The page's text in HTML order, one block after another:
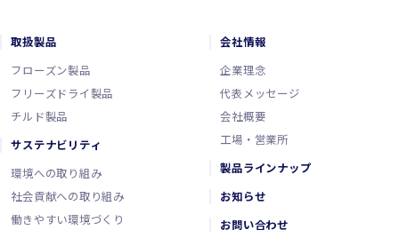
取扱製品
フローズン製品
フリーズドライ製品
チルド製品
サステナビリティ
環境への取り組み
社会貢献への取り組み
働きやすい環境づくり
会社情報
企業理念
代表メッセージ
会社概要
工場・営業所
製品ラインナップ
お知らせ
お問い合わせ